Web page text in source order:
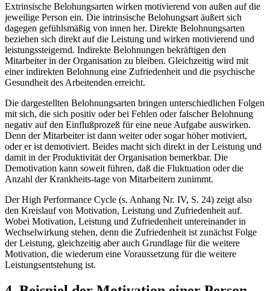
Extrinsische Belohungsarten wirken motivierend von außen auf die
jeweilige Person ein. Die intrinsische Belohungsart äußert sich
dagegen gefühlsmäßig von innen her. Direkte Belohnungsarten
beziehen sich direkt auf die Leistung und wirken motivierend und
leistungssteigernd. Indirekte Belohnungen bekräftigen den
Mitarbeiter in der Organisation zu bleiben. Gleichzeitig wird mit
einer indirekten Belohnung eine Zufriedenheit und die psychische
Gesundheit des Arbeitenden erreicht.
Die dargestellten Belohnungsarten bringen unterschiedlichen Folgen
mit sich, die sich positiv oder bei Fehlen oder falscher Belohnung
negativ auf den Einflußprozeß für eine neue Aufgabe auswirken.
Denn der Mitarbeiter ist dann weiter oder sogar höher motiviert,
oder er ist demotiviert. Beides macht sich direkt in der Leistung und
damit in der Produktivität der Organisation bemerkbar. Die
Demotivation kann soweit führen, daß die Fluktuation oder die
Anzahl der Krankheits-tage von Mitarbeitern zunimmt.
Der High Performance Cycle (s. Anhang Nr. IV, S. 24) zeigt also
den Kreislauf von Motivation, Leistung und Zufriedenheit auf.
Wobei Motivation, Leistung und Zufriedenheit untereinander in
Wechselwirkung stehen, denn die Zufriedenheit ist zunächst Folge
der Leistung, gleichzeitig aber auch Grundlage für die weitere
Motivation, die wiederum eine Voraussetzung für die weitere
Leistungsentstehung ist.